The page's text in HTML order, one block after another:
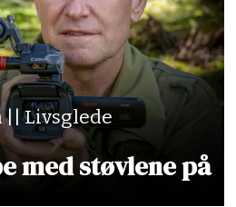
|| Livsglede
med støvlene på